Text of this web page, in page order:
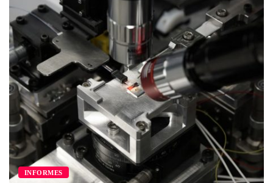
INFORMES